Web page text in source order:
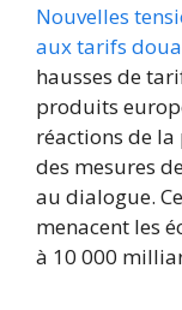
Nouvelles
aux tarifs
hausses de
produits
réactions de
des mesures
au dialogue.
menacent les
à 10 000